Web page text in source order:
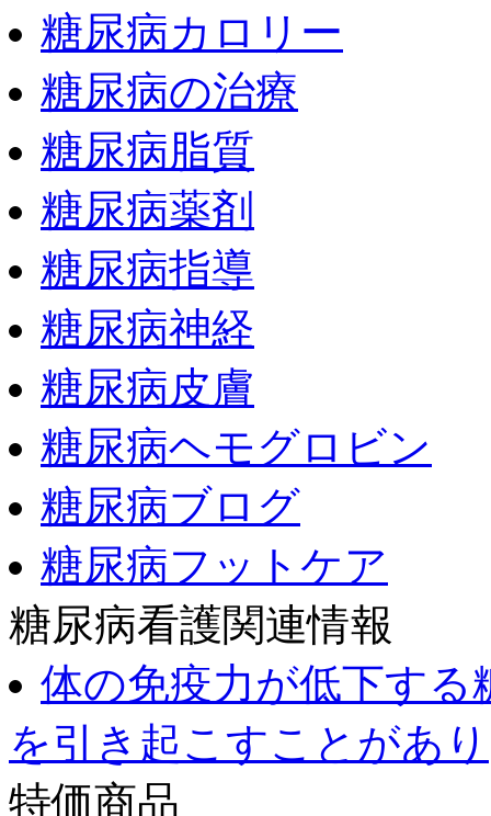
糖尿病カロリー
糖尿病の治療
糖尿病脂質
糖尿病薬剤
糖尿病指導
糖尿病神経
糖尿病皮膚
糖尿病ヘモグロビン
糖尿病ブログ
糖尿病フットケア
糖尿病看護関連情報
体の免疫力が低下する
を引き起こすことがあり
特価商品